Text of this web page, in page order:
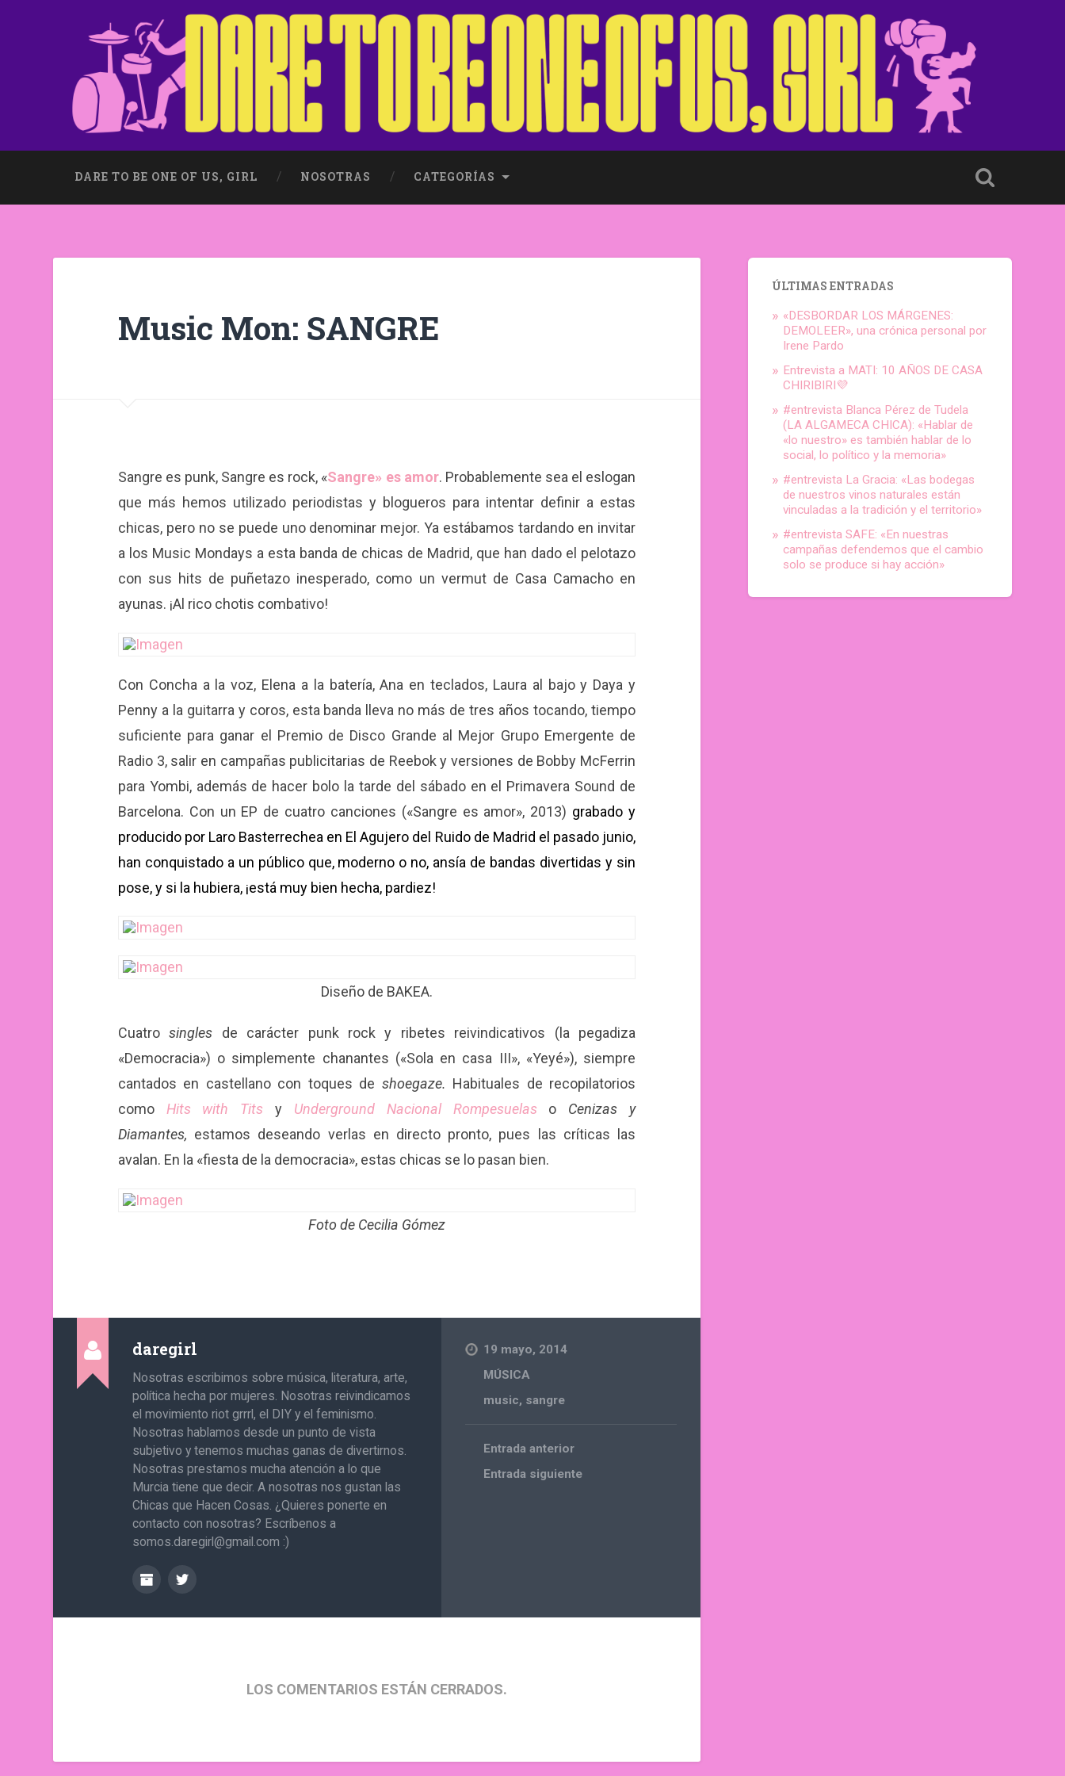
DARE TO BE ONE OF US, GIRL NOSOTRAS CATEGORÍAS
Music Mon: SANGRE
Sangre es punk, Sangre es rock, «Sangre» es amor. Probablemente sea el eslogan
que más hemos utilizado periodistas y blogueros para intentar definir a estas
chicas, pero no se puede uno denominar mejor. Ya estábamos tardando en invitar
a los Music Mondays a esta banda de chicas de Madrid, que han dado el pelotazo
con sus hits de puñetazo inesperado, como un vermut de Casa Camacho en
ayunas. ¡Al rico chotis combativo!
Con Concha a la voz, Elena a la batería, Ana en teclados, Laura al bajo y Daya y
Penny a la guitarra y coros, esta banda lleva no más de tres años tocando, tiempo
suficiente para ganar el Premio de Disco Grande al Mejor Grupo Emergente de
Radio 3, salir en campañas publicitarias de Reebok y versiones de Bobby McFerrin
para Yombi, además de hacer bolo la tarde del sábado en el Primavera Sound de
Barcelona. Con un EP de cuatro canciones («Sangre es amor», 2013) grabado y
producido por Laro Basterrechea en El Agujero del Ruido de Madrid el pasado junio,
han conquistado a un público que, moderno o no, ansía de bandas divertidas y sin
pose, y si la hubiera, ¡está muy bien hecha, pardiez!
Diseño de BAKEA.
Cuatrosingles de carácter punk rock y ribetes reivindicativos (la pegadiza
«Democracia») o simplemente chanantes («Sola en casa III», «Yeyé»), siempre
cantados en castellano con toques de shoegaze. Habituales de recopilatorios
como Hits with Tits y Underground Nacional Rompesuelas o Cenizas y
Diamantes, estamos deseando verlas en directo pronto, pues las críticas las
avalan. En la «fiesta de la democracia», estas chicas se lo pasan bien.
Foto de Cecilia Gómez
daregirl
Nosotras escribimos sobre música, literatura, arte,
política hecha por mujeres. Nosotras reivindicamos
el movimiento riot grrrl, el DIY y el feminismo.
Nosotras hablamos desde un punto de vista
subjetivo y tenemos muchas ganas de divertirnos.
Nosotras prestamos mucha atención a lo que
Murcia tiene que decir. A nosotras nos gustan las
Chicas que Hacen Cosas. ¿Quieres ponerte en
contacto con nosotras? Escríbenos a
somos.daregirl@gmail.com :)
19 mayo, 2014
MÚSICA
music, sangre
Entrada anterior
Entrada siguiente
LOS COMENTARIOS ESTÁN CERRADOS.
ÚLTIMAS ENTRADAS
«DESBORDAR LOS MÁRGENES:
DEMOLEER», una crónica personal por
Irene Pardo
Entrevista a MATI: 10 AÑOS DE CASA
CHIRIBIRI💜
#entrevista Blanca Pérez de Tudela
(LA ALGAMECA CHICA): «Hablar de
«lo nuestro» es también hablar de lo
social, lo político y la memoria»
#entrevista La Gracia: «Las bodegas
de nuestros vinos naturales están
vinculadas a la tradición y el territorio»
#entrevista SAFE: «En nuestras
campañas defendemos que el cambio
solo se produce si hay acción»